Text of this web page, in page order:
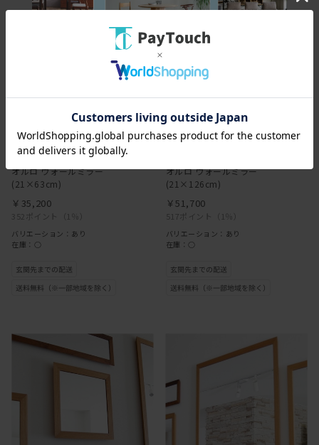
オルロ ウォールミラー
(21×63cm)
352ポイント （1％）
￥35,200
バリエーション：あり
在庫：○
オルロ ウォールミラー
(21×126cm)
517ポイント （1％）
￥51,700
バリエーション：あり
在庫：○